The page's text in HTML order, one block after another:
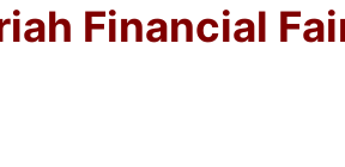
Financial